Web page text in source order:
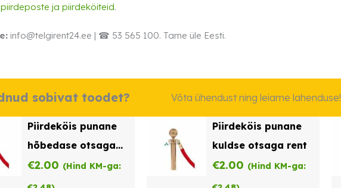
piirdeposte ja piirdeköiteid.
info@telgirent24.ee | ☎ 53 565 100. Tarne üle Eesti.
sobivat toodet? Võta ühendust ning leiame lahenduse!
Piirdeköis punane
hõbedase otsaga
rent
€2.00 (Hind KM-ga:
Piirdeköis punane
kuldse otsaga rent
€2.00 (Hind KM-ga: